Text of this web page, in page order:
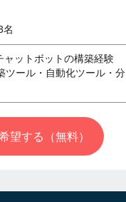
名
ャットボットの構築経験
ツール・自動化ツール・分
望する（無料）